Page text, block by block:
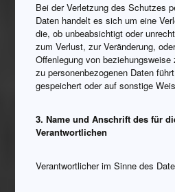
Bei der Verletzung des Schutzes
Daten handelt es sich um eine
die, ob unbeabsichtigt oder
zum Verlust, zur Veränderung,
Offenlegung von
zu personenbezogenen Daten
gespeichert oder auf sonstige
3. Name und Anschrift des für
Verantwortlichen
Verantwortlicher im Sinne des